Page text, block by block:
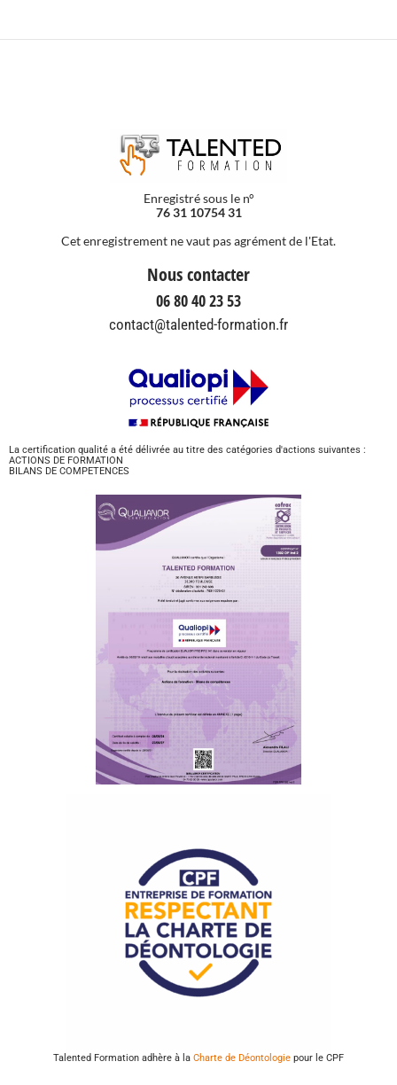
Enregistré sous le n°
76 31 10754 31
Cet enregistrement ne vaut pas agrément de l'Etat.
Nous contacter
06 80 40 23 53
contact@talented-formation.fr
La certification qualité a été délivrée au titre des catégories d'actions suivantes :
ACTIONS DE FORMATION
BILANS DE COMPETENCES
Talented Formation adhère à la Charte de Déontologie pour le CPF